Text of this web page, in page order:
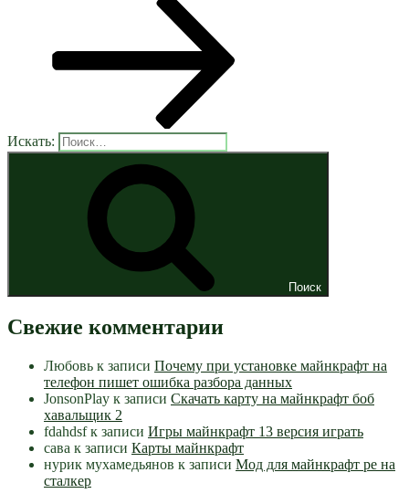
Искать:
Поиск
Свежие комментарии
Любовь к записи Почему при установке майнкрафт на
телефон пишет ошибка разбора данных
JonsonPlay к записи Скачать карту на майнкрафт боб
хавальщик 2
fdahdsfк записи Игры майнкрафт 13 версия играть
сава к записи Карты майнкрафт
нурик мухамедьянов к записи Мод для майнкрафт pe на
сталкер